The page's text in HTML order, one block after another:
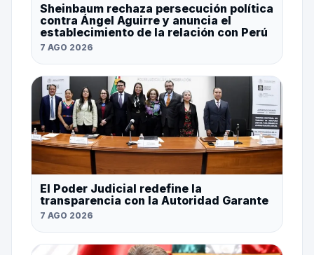
Sheinbaum rechaza persecución política
contra Ángel Aguirre y anuncia el
establecimiento de la relación con Perú
7 AGO 2026
El Poder Judicial redefine la
transparencia con la Autoridad Garante
7 AGO 2026